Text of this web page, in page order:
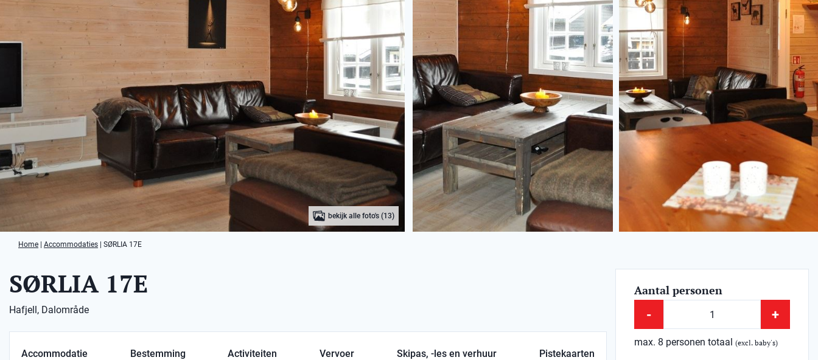
bekijk alle foto's (13)
Home Accommodaties SØRLIA 17E
SØRLIA 17E
Hafjell, Dalområde
Accommodatie Bestemming Activiteiten Vervoer Skipas, -les en verhuur Pistekaarten
Aantal personen
- +
max. 8 personen totaal(excl. baby's)